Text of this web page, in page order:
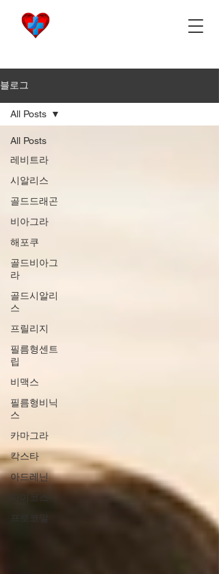
블로그
All Posts
레비트라
시알리스
골드드래곤
비아그라
해포쿠
골드비아그
라
골드시알리
스
프릴리지
필름형센트
립
비맥스
필름형비닉
스
카마그라
칵스타
아드레닌
아이코스
All Posts